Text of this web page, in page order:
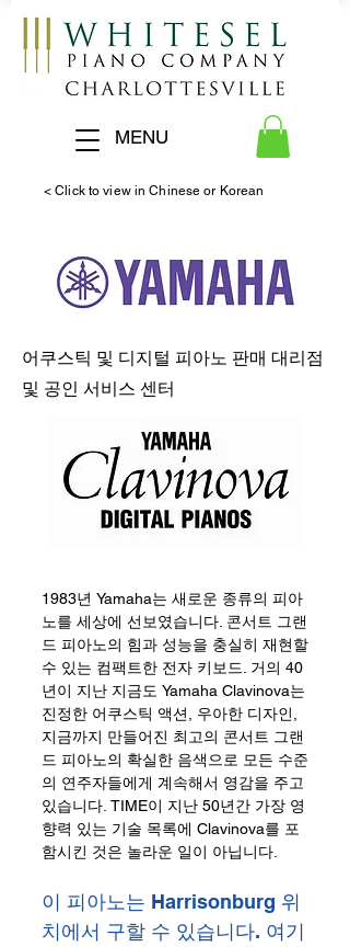
< Click to view in Chinese or Korean
MENU
어쿠스틱 및 디지털 피아노 판매 대리점
및 공인 서비스 센터
1983년 Yamaha는 새로운 종류의 피아
노를 세상에 선보였습니다. 콘서트 그랜
드 피아노의 힘과 성능을 충실히 재현할
수 있는 컴팩트한 전자 키보드. 거의 40
년이 지난 지금도 Yamaha Clavinova는
진정한 어쿠스틱 액션, 우아한 디자인,
지금까지 만들어진 최고의 콘서트 그랜
드 피아노의 확실한 음색으로 모든 수준
의 연주자들에게 계속해서 영감을 주고
있습니다. TIME이 지난 50년간 가장 영
향력 있는 기술 목록에 Clavinova를 포
함시킨 것은 놀라운 일이 아닙니다.
이 피아노는 Harrisonburg 위
치에서 구할 수 있습니다. 여기